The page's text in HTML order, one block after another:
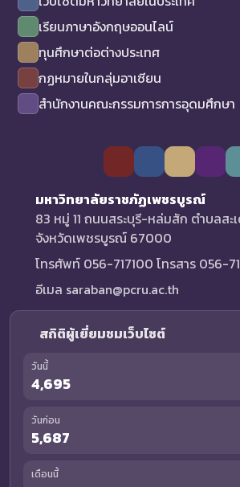
เรียนภาษาอังกฤษออนไลน์
ทุนศึกษาต่อต่างประเทศ
กฏหมายในกลุ่มอาเซียน
สำนักงานคณะกรรมการการอุดมศึกษา
มหาวิทยาลัยราชภัฏเพชรบูรณ์
83 หมู่ 11 ถนนสระบุรี-หล่มสัก ตำบลสะ
จังหวัดเพชรบูรณ์ 67000
โทรศัพท์ 056-717100 โทรสาร 056-
อีเมล saraban@pcru.ac.th
สถิติผู้เยี่ยมชมเว็บไซต์
วันนี้
4,695
วันก่อน
5,687
เดือนนี้